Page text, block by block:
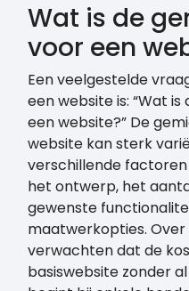
Wat is de
voor een
Een veelgestelde
een website is: “Wat
een website?” De
website kan sterk
verschillende
het ontwerp, het
gewenste
maatwerkopties.
verwachten dat de
basiswebsite zonder